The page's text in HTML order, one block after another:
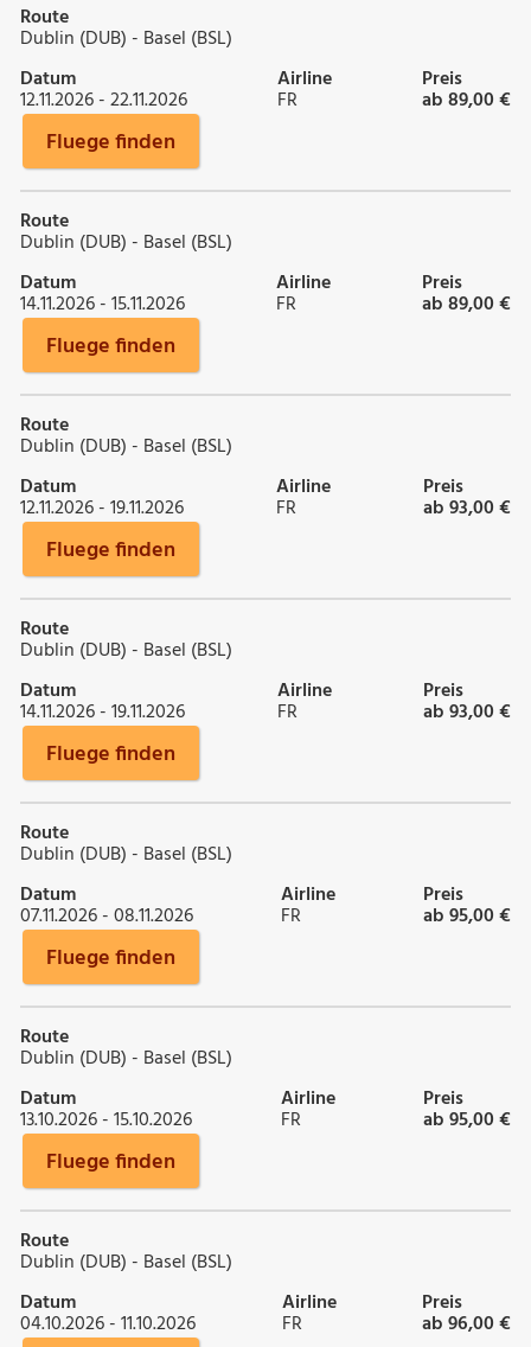
Route
Dublin (DUB) - Basel (BSL)
Datum
12.11.2026 - 22.11.2026
Airline
FR
Preis
ab 89,00 €
Fluege finden
Route
Dublin (DUB) - Basel (BSL)
Datum
14.11.2026 - 15.11.2026
Airline
FR
Preis
ab 89,00 €
Fluege finden
Route
Dublin (DUB) - Basel (BSL)
Datum
12.11.2026 - 19.11.2026
Airline
FR
Preis
ab 93,00 €
Fluege finden
Route
Dublin (DUB) - Basel (BSL)
Datum
14.11.2026 - 19.11.2026
Airline
FR
Preis
ab 93,00 €
Fluege finden
Route
Dublin (DUB) - Basel (BSL)
Datum
07.11.2026 - 08.11.2026
Airline
FR
Preis
ab 95,00 €
Fluege finden
Route
Dublin (DUB) - Basel (BSL)
Datum
13.10.2026 - 15.10.2026
Airline
FR
Preis
ab 95,00 €
Fluege finden
Route
Dublin (DUB) - Basel (BSL)
Datum
04.10.2026 - 11.10.2026
Airline
FR
Preis
ab 96,00 €